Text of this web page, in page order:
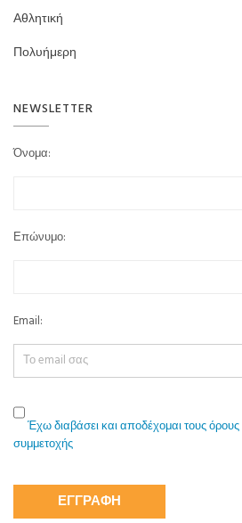
Αθλητική
Πολυήμερη
NEWSLETTER
Όνομα:
Επώνυμο:
Email:
Έχω διαβάσει και αποδέχομαι τους
συμμετοχής